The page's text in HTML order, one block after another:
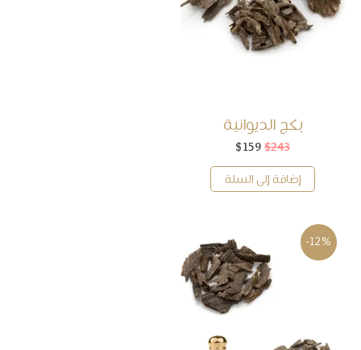
بكج الديوانية
$243 السعر
هو:
$243.
$159
هو:
$159.
إضافة إلى السلة
-12%